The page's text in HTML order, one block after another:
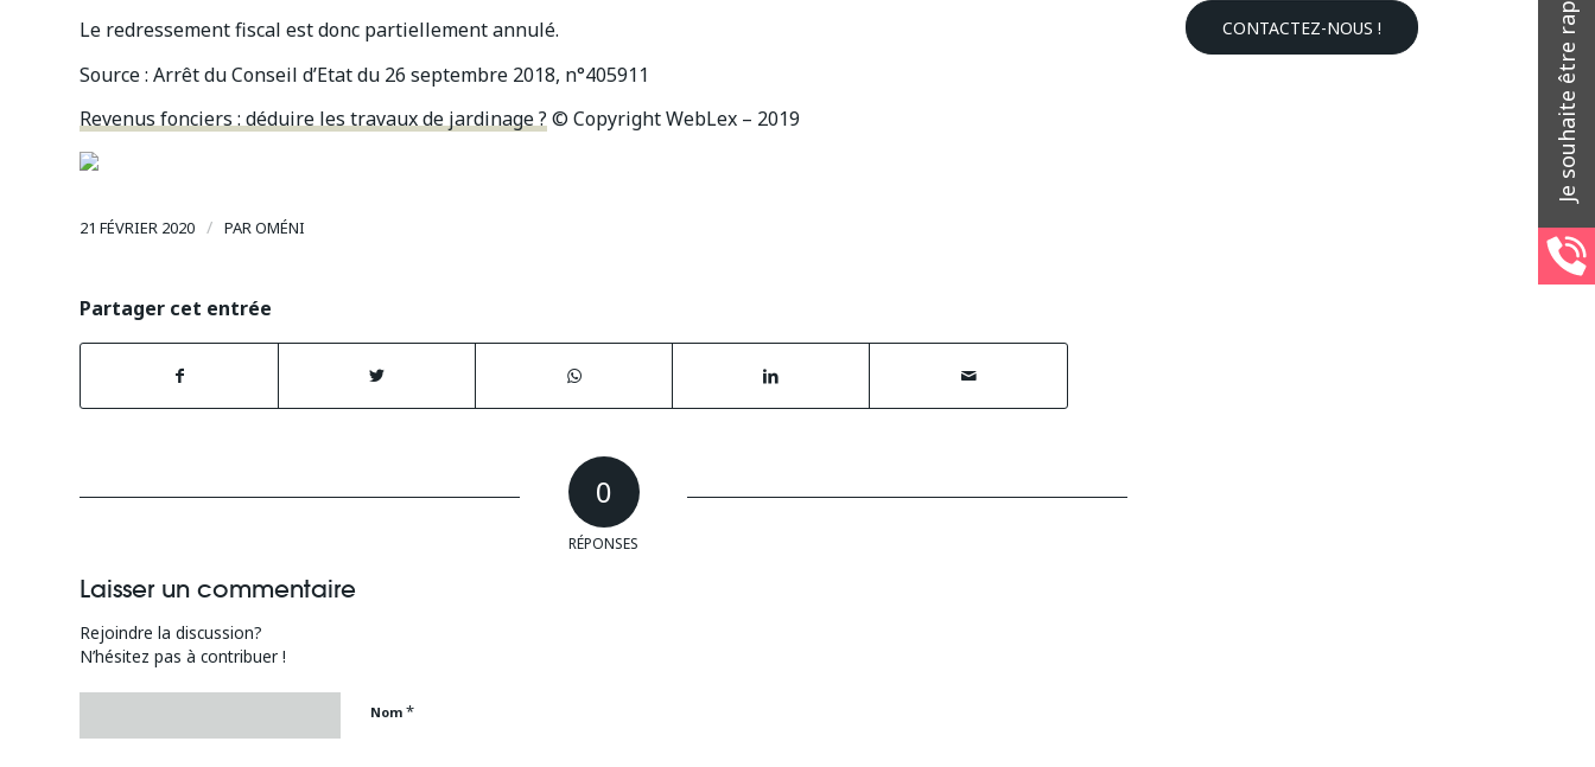
Le redressement fiscal est donc partiellement annulé.
Source : Arrêt du Conseil d’Etat du 26 septembre 2018, n°405911
Revenus fonciers : déduire les travaux de jardinage ? © Copyright WebLex – 2019
21 FÉVRIER 2020 / PAROMÉNI
Partager cet entrée
0
RÉPONSES
Laisser un commentaire
Rejoindre la discussion?
N’hésitez pas à contribuer !
Nom *
CONTACTEZ-NOUS !